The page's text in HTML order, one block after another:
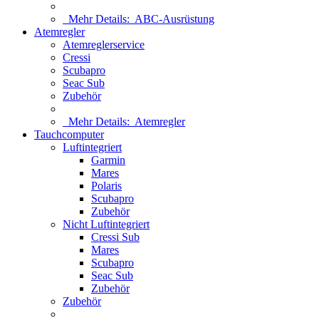
Mehr Details: ABC-Ausrüstung
Atemregler
Atemreglerservice
Cressi
Scubapro
Seac Sub
Zubehör
Mehr Details: Atemregler
Tauchcomputer
Luftintegriert
Garmin
Mares
Polaris
Scubapro
Zubehör
Nicht Luftintegriert
Cressi Sub
Mares
Scubapro
Seac Sub
Zubehör
Zubehör